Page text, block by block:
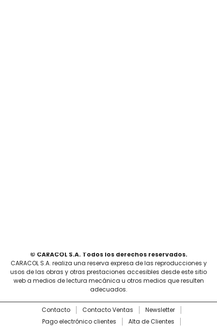
© CARACOL S.A. Todos los derechos reservados.
CARACOL S.A. realiza una reserva expresa de las reproducciones y
usos de las obras y otras prestaciones accesibles desde este sitio
web a medios de lectura mecánica u otros medios que resulten
adecuados.
Contacto Contacto Ventas
Newsletter
Pago electrónico clientes
Alta de Clientes